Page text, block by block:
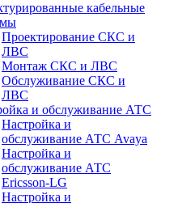
кабельные
Проектирование СКС и
ЛВС
Монтаж СКС и ЛВС
Обслуживание СКС и
ЛВС
и обслуживание АТС
Настройка и
обслуживание АТС Avaya
Настройка и
обслуживание АТС
Ericsson-LG
Настройка и